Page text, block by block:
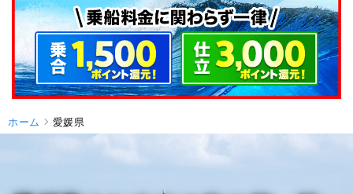
ホーム 愛媛県